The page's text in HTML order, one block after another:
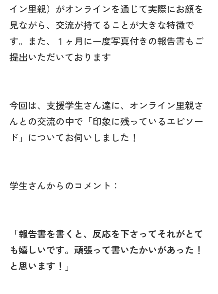
イン里親）がオンラインを通じて実際にお顔を
見ながら、交流が持てることが大きな特徴で
す。また、１ヶ月に一度写真付きの報告書もご
提出いただいております
今回は、支援学生さん達に、オンライン里親さ
んとの交流の中で「印象に残っているエピソー
ド」についてお伺いしました！
学生さんからのコメント：
「報告書を書くと、反応を下さってそれがとて
も嬉しいです。頑張って書いたかいがあった！
と思います！」